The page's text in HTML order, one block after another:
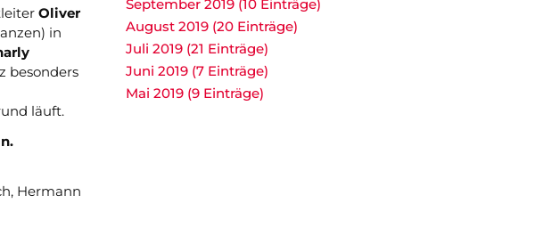
Oliver
in
besonders
läuft.
Hermann
September 2019 (10 Einträge)
August 2019 (20 Einträge)
Juli 2019 (21 Einträge)
Juni 2019 (7 Einträge)
Mai 2019 (9 Einträge)